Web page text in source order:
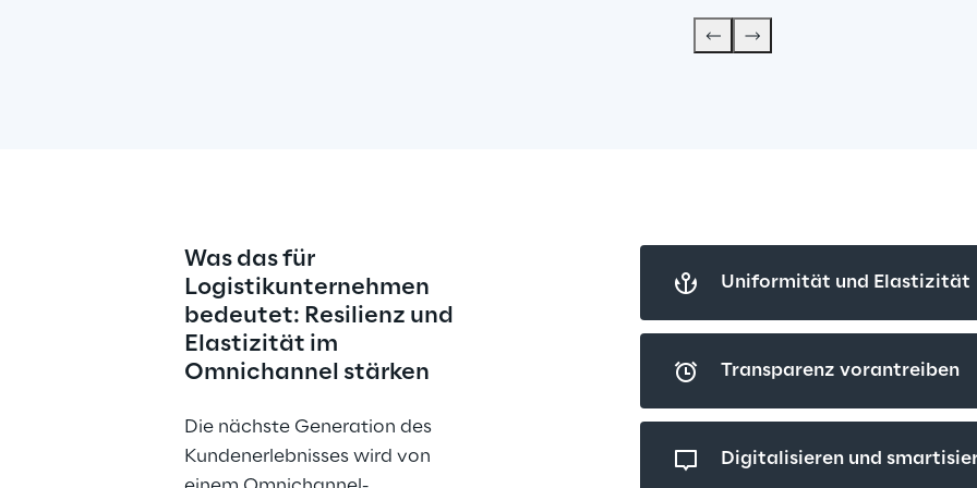
Was das für
Logistikunternehmen
bedeutet: Resilienz und
Elastizität im
Omnichannel stärken
Die nächste Generation des
Kundenerlebnisses wird von
Uniformität und Elastizität
Transparenz vorantreiben
Digitalisieren und